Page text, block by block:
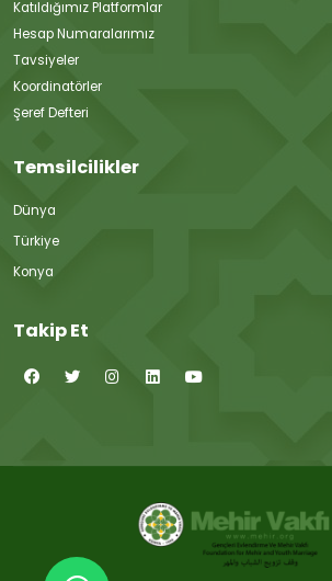
Katıldığımız Platformlar
Hesap Numaralarımız
Tavsiyeler
Koordinatörler
Şeref Defteri
Temsilcilikler
Dünya
Türkiye
Konya
Takip Et